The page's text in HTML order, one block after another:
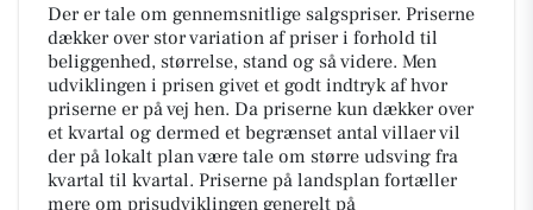
Der er tale om gennemsnitlige salgspriser. Priserne
dækker over stor variation af priser i forhold til
beliggenhed, størrelse, stand og så videre. Men
udviklingen i prisen givet et godt indtryk af hvor
priserne er på vej hen. Da priserne kun dækker over
et kvartal og dermed et begrænset antal villaer vil
der på lokalt plan være tale om større udsving fra
kvartal til kvartal. Priserne på landsplan fortæller
mere om prisudviklingen generelt på